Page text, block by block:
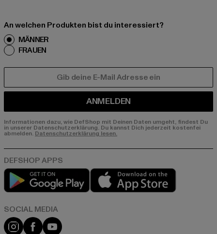
An welchen Produkten bist du interessiert?
MÄNNER
FRAUEN
ANMELDEN
Informationen dazu, wie DefShop mit Deinen Daten umgeht, findest Du
in unserer Datenschutzerklärung. Du kannst Dich jederzeit kostenfei
abmelden. Datenschutzerklärung lesen.
Play market
Instagram
FacebookYouTube